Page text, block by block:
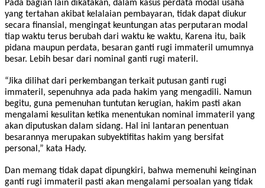
Pada bagian lain dikatakan, dalam kasus perdata modal usaha
yang tertahan akibat kelalaian pembayaran, tidak dapat diukur
secara finansial, mengingat keuntungan atas perputaran modal
tiap waktu terus berubah dari waktu ke waktu, Karena itu, baik
pidana maupun perdata, besaran ganti rugi immateril umumnya
besar. Lebih besar dari nominal ganti rugi materil.
“Jika dilihat dari perkembangan terkait putusan ganti rugi
immateril, sepenuhnya ada pada hakim yang mengadili. Namun
begitu, guna pemenuhan tuntutan kerugian, hakim pasti akan
mengalami kesulitan ketika menentukan nominal immateril yang
akan diputuskan dalam sidang. Hal ini lantaran penentuan
besarannya merupakan subyektifitas hakim yang bersifat
personal,” kata Hady.
Dan memang tidak dapat dipungkiri, bahwa memenuhi keinginan
ganti rugi immateril pasti akan mengalami persoalan yang tidak